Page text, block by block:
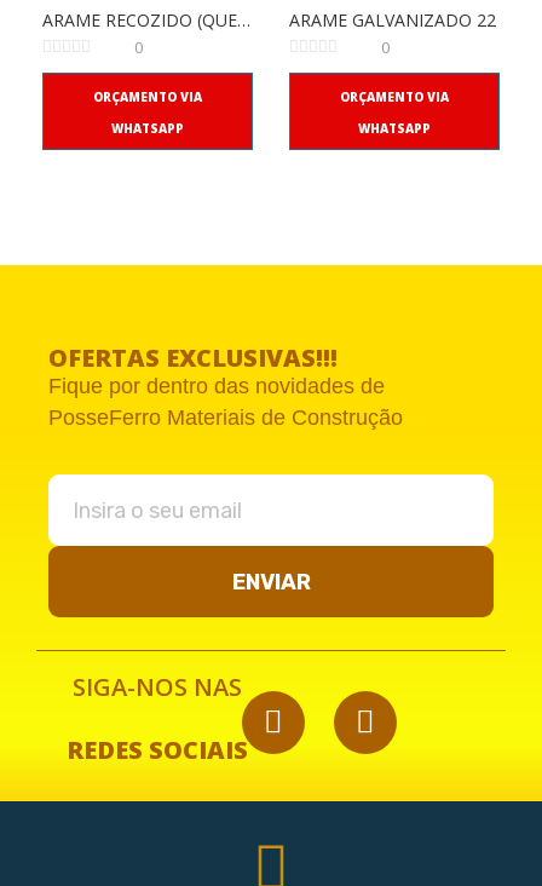
ARAME RECOZIDO (QUEIMADO)
0
ORÇAMENTO VIA
WHATSAPP
ARAME GALVANIZADO 22
0
ORÇAMENTO VIA
WHATSAPP
OFERTAS EXCLUSIVAS!!!
Fique por dentro das novidades de
PosseFerro Materiais de Construção
ENVIAR
SIGA-NOS NAS
REDES SOCIAIS